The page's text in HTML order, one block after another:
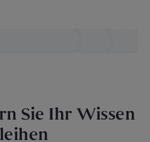
Sie Ihr Wissen